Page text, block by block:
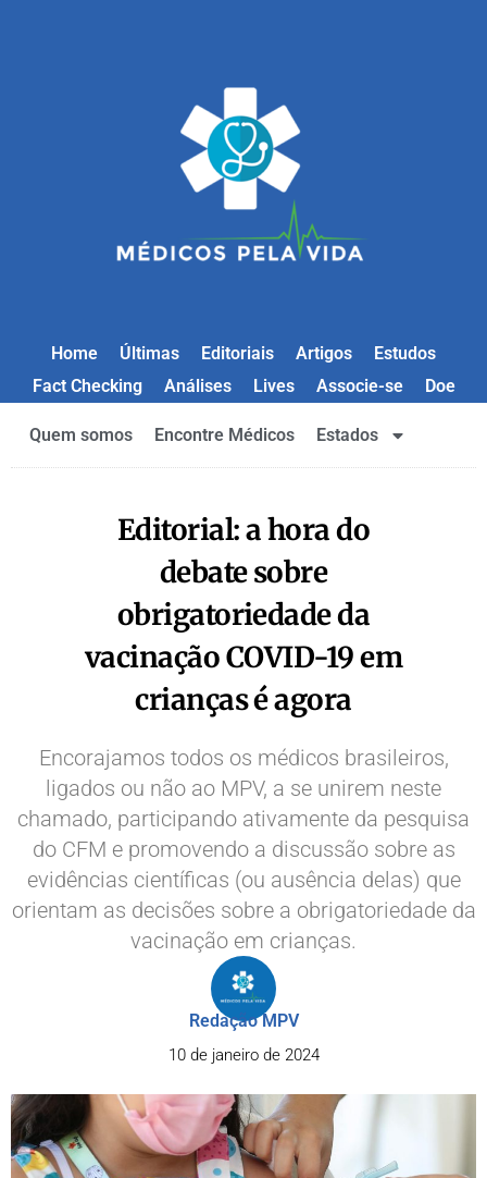
Home Últimas Editoriais Artigos
Estudos
Fact Checking
Análises Lives Associe-se Doe
Quem somos Encontre Médicos Estados
Editorial: a hora do
debate sobre
obrigatoriedade da
vacinação COVID-19 em
crianças é agora
Encorajamos todos os médicos brasileiros,
ligados ou não ao MPV, a se unirem neste
chamado, participando ativamente da pesquisa
do CFM e promovendo a discussão sobre as
evidências científicas (ou ausência delas) que
orientam as decisões sobre a obrigatoriedade da
vacinação em crianças.
Redação MPV
10 de janeiro de 2024